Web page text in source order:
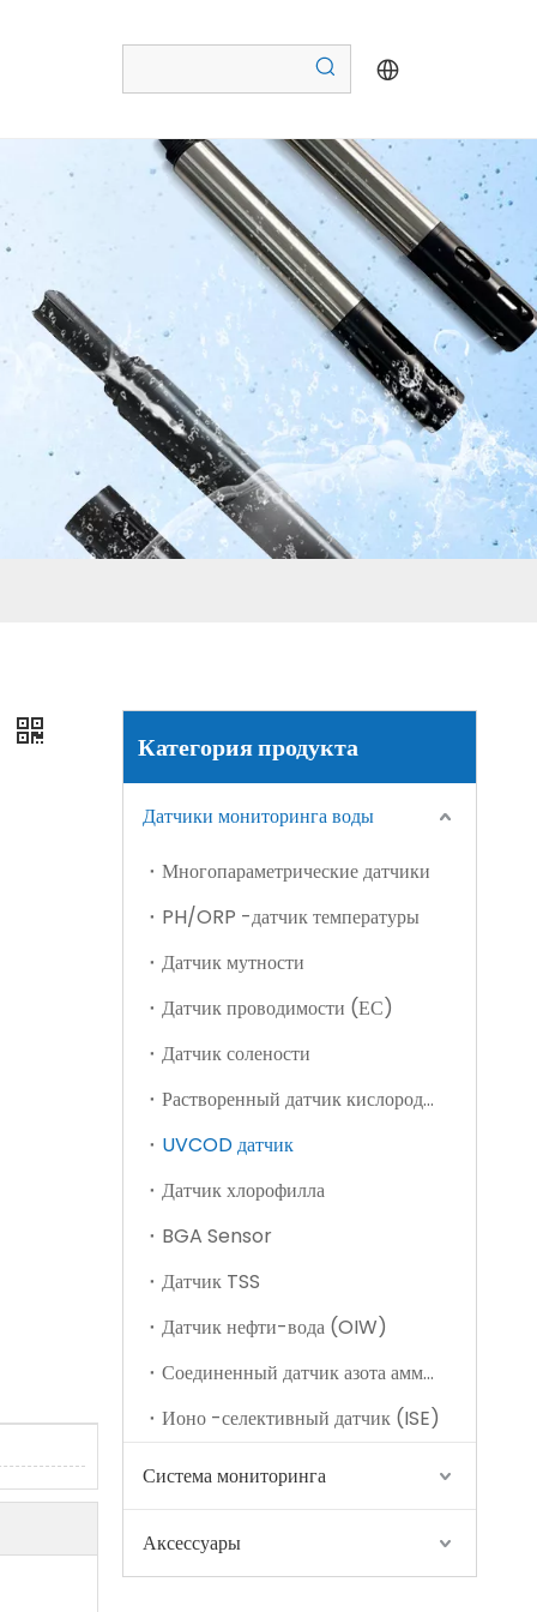
Категория продукта
Датчики мониторинга воды
Многопараметрические датчики
PH/ORP -датчик температуры
Датчик мутности
Датчик проводимости (ЕС)
Датчик солености
Растворенный датчик кислорода (DO)
UVCOD датчик
Датчик хлорофилла
BGA Sensor
Датчик TSS
Датчик нефти-вода (OIW)
Соединенный датчик азота аммиака
Ионо -селективный датчик (ISE)
Система мониторинга
Аксессуары
Датчик хлорофилла воды (S19-A)
Портативный метр (SC201-A)
Датчик водной мутности (SL61-A)